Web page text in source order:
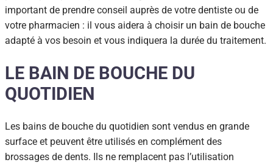
important de prendre conseil auprès de votre dentiste ou de
votre pharmacien : il vous aidera à choisir un bain de bouche
adapté à vos besoin et vous indiquera la durée du traitement.
LE BAIN DE BOUCHE DU
QUOTIDIEN
Les bains de bouche du quotidien sont vendus en grande
surface et peuvent être utilisés en complément des
brossages de dents. Ils ne remplacent pas l’utilisation